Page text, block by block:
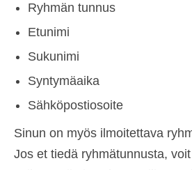
Ryhmän tunnus
Etunimi
Sukunimi
Syntymäaika
Sähköpostiosoite
Sinun on myös ilmoitettava
Jos et tiedä ryhmätunnusta,